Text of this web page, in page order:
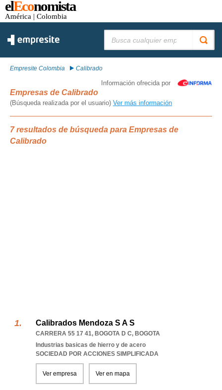
elEconomista
América | Colombia
Empresite Colombia Calibrado
Información ofrecida por
Empresas de Calibrado
(Búsqueda realizada por el usuario) Ver más información
7 resultados de búsqueda para Empresas de
Calibrado
Calibrados Mendoza S A S
CARRERA 55 17 41, BOGOTA D C, BOGOTA
Industrias basicas de hierro y de acero
SOCIEDAD POR ACCIONES SIMPLIFICADA
Ver empresa Ver en mapa